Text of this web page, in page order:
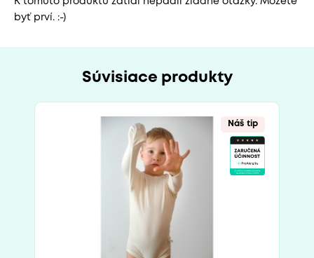
byť prví. :-)
Súvisiace produkty
Náš tip